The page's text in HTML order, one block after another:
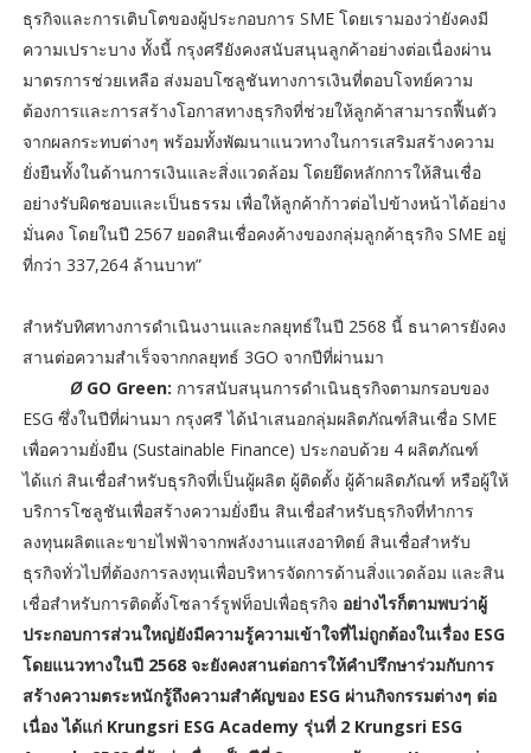
ธุรกิจและการเติบโตของผู้ประกอบการ SME โดยเรามองว่ายังคงมี
ความเปราะบาง ทั้งนี้ กรุงศรียังคงสนับสนุนลูกค้าอย่างต่อเนื่องผ่าน
มาตรการช่วยเหลือ ส่งมอบโซลูชันทางการเงินที่ตอบโจทย์ความ
ต้องการและการสร้างโอกาสทางธุรกิจที่ช่วยให้ลูกค้าสามารถฟื้นตัว
จากผลกระทบต่างๆ พร้อมทั้งพัฒนาแนวทางในการเสริมสร้างความ
ยั่งยืนทั้งในด้านการเงินและสิ่งแวดล้อม โดยยึดหลักการให้สินเชื่อ
อย่างรับผิดชอบและเป็นธรรม เพื่อให้ลูกค้าก้าวต่อไปข้างหน้าได้อย่าง
มั่นคง โดยในปี 2567 ยอดสินเชื่อคงค้างของกลุ่มลูกค้าธุรกิจ SME อยู่
ที่กว่า 337,264 ล้านบาท”
สำหรับทิศทางการดำเนินงานและกลยุทธ์ในปี 2568 นี้ ธนาคารยังคง
สานต่อความสำเร็จจากกลยุทธ์ 3GO จากปีที่ผ่านมา
ØGO Green: การสนับสนุนการดำเนินธุรกิจตามกรอบของ
ESG ซึ่งในปีที่ผ่านมา กรุงศรี ได้นำเสนอกลุ่มผลิตภัณฑ์สินเชื่อ SME
เพื่อความยั่งยืน (Sustainable Finance) ประกอบด้วย 4 ผลิตภัณฑ์
ได้แก่ สินเชื่อสำหรับธุรกิจที่เป็นผู้ผลิต ผู้ติดตั้ง ผู้ค้าผลิตภัณฑ์ หรือผู้ให้
บริการโซลูชันเพื่อสร้างความยั่งยืน สินเชื่อสำหรับธุรกิจที่ทำการ
ลงทุนผลิตและขายไฟฟ้าจากพลังงานแสงอาทิตย์ สินเชื่อสำหรับ
ธุรกิจทั่วไปที่ต้องการลงทุนเพื่อบริหารจัดการด้านสิ่งแวดล้อม และสิน
เชื่อสำหรับการติดตั้งโซลาร์รูฟท็อปเพื่อธุรกิจ อย่างไรก็ตามพบว่าผู้
ประกอบการส่วนใหญ่ยังมีความรู้ความเข้าใจที่ไม่ถูกต้องในเรื่อง ESG
โดยแนวทางในปี 2568 จะยังคงสานต่อการให้คำปรึกษาร่วมกับการ
สร้างความตระหนักรู้ถึงความสำคัญของ ESG ผ่านกิจกรรมต่างๆ ต่อ
เนื่อง ได้แก่ Krungsri ESG Academy รุ่นที่ 2 Krungsri ESG